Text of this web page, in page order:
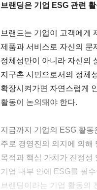
브랜딩은 기업 ESG 관련
브랜드는 기업이 고객에게
제품과 서비스로 자신의 문
정체성만이 아니라 자신의
지구촌 시민으로서의 정체
확장시켜가면 자연스럽게
활동이 논의돼야 한다.
지금까지 기업의 ESG 활
주로 경영진의 의지에 의해
목적과 핵심 가치가 진정성
기업 내부 안에 ESG를 필
브랜딩이라는 기업 활동의